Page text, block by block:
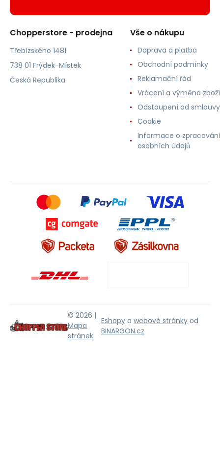
Chopperstore - prodejna
Třebízského 1481
738 01 Frýdek-Místek
Česká Republika
Vše o nákupu
Doprava a platba
Obchodní podmínky
Reklamační řád
Vrácení a výměna zboží
Odstoupení od smlouvy
Cookie
Informace o zpracování
osobních údajů
© 2026 |
Mapa
stránek
Eshopy a webové stránky od
BINARGON.cz